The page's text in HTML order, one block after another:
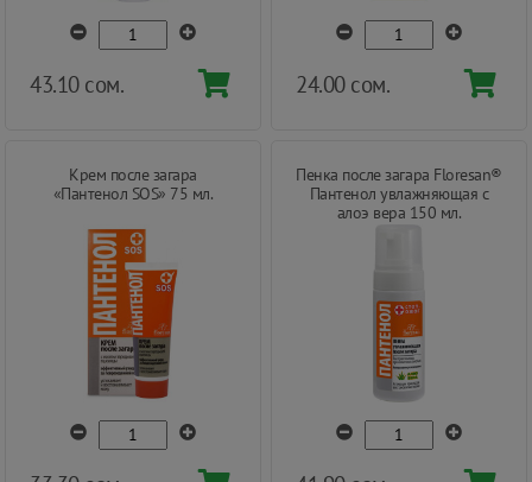
43.10 сом. 24.00 сом.
Крем после загара
«Пантенол SOS» 75 мл.
Пенка после загара Floresan®
Пантенол увлажняющая с
алоэ вера 150 мл.